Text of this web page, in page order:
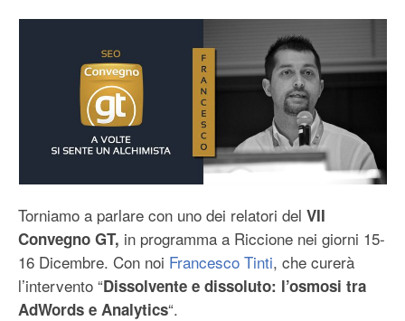
Torniamo a parlare con uno dei relatori del VII
Convegno GT, in programma a Riccione nei giorni 15-
16 Dicembre. Con noi Francesco Tinti, che curerà
l’intervento “Dissolvente e dissoluto: l’osmosi tra
AdWords e Analytics“.